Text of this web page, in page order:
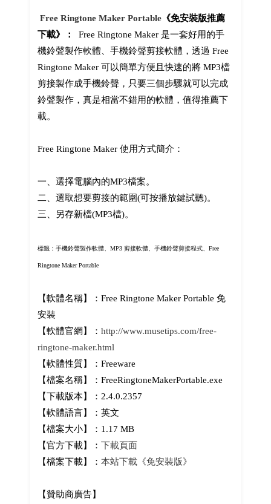
Free Ringtone Maker Portable《免安裝版推薦
下載》：
Free Ringtone Maker 是一套好用的手
機鈴聲製作軟體、手機鈴聲剪接軟體，透過 Free
Ringtone Maker 可以簡單方便且快速的將 MP3檔
剪接製作成手機鈴聲，只要三個步驟就可以完成
鈴聲製作，真是相當不錯用的軟體，值得推薦下
載。
Free Ringtone Maker 使用方式簡介：
一、選擇電腦內的MP3檔案。
二、選取想要剪接的範圍(可按播放鍵試聽)。
三、另存新檔(MP3檔)。
標籤：手機鈴聲製作軟體、MP3 剪接軟體、手機鈴聲剪接程式、Free
Ringtone Maker Portable
【軟體名稱】：Free Ringtone Maker Portable 免
安裝
【軟體官網】： http://www.musetips.com/free-
ringtone-maker.html
【軟體性質】：Freeware
【檔案名稱】：FreeRingtoneMakerPortable.exe
【下載版本】：2.4.0.2357
【軟體語言】：英文
【檔案大小】：1.17 MB
【官方下載】： 下載頁面
【檔案下載】： 本站下載《免安裝版》
【贊助商廣告】